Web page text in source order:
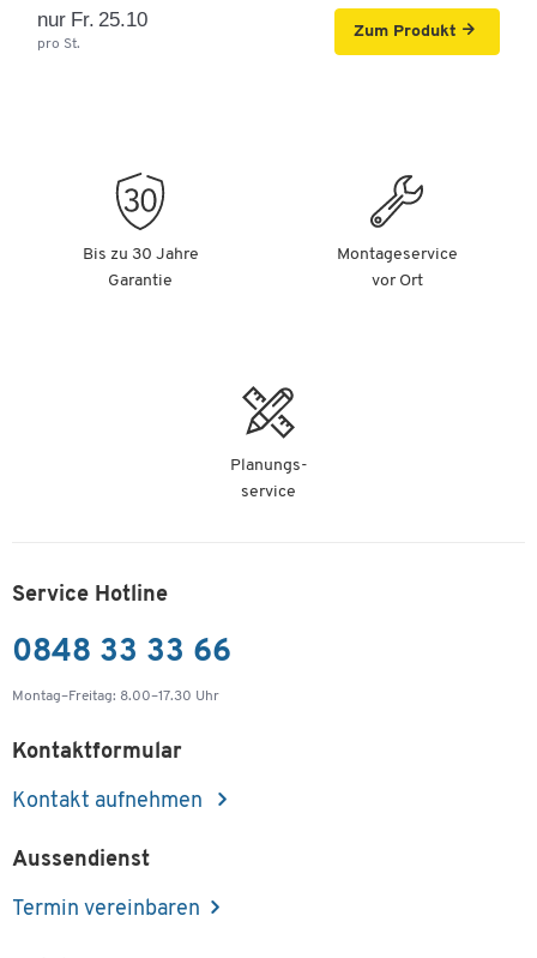
nur Fr. 25.10
pro St.
Zum Produkt
Bis zu 30 Jahre
Garantie
Montageservice
vor Ort
Planungs-
service
Service Hotline
0848 33 33 66
Montag–Freitag: 8.00–17.30 Uhr
Kontaktformular
Kontakt aufnehmen
Aussendienst
Termin vereinbaren